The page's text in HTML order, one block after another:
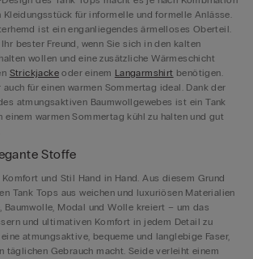
Kleidungsstück für informelle und formelle Anlässe.
ist ein enganliegendes ärmelloses Oberteil.
bester Freund, wenn Sie sich in den kalten
wollen und eine zusätzliche Wärmeschicht
Strickjacke oder einem Langarmshirt benötigen.
für einen warmen Sommertag ideal. Dank der
atmungsaktiven Baumwollgewebes ist ein Tank
einem warmen Sommertag kühl zu halten und gut
Stoffe
und Stil Hand in Hand. Aus diesem Grund
Tank Tops aus weichen und luxuriösen Materialien
Baumwolle, Modal und Wolle kreiert – um das
und ultimativen Komfort in jedem Detail zu
atmungsaktive, bequeme und langlebige Faser,
täglichen Gebrauch macht. Seide verleiht einem